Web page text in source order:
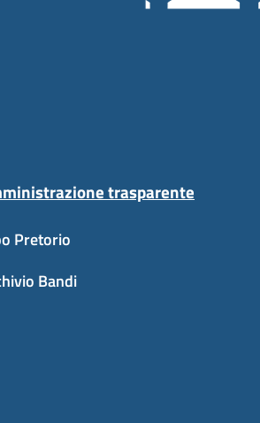
trasparente
Pretorio
Bandi